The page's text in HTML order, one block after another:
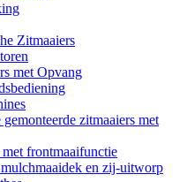
Zitmaaiers
met Opvang
zitmaaiers met
frontmaaifunctie
mulchmaaidek en zij-uitworp